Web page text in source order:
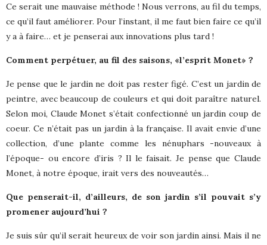
Ce serait une mauvaise méthode ! Nous verrons, au fil du temps,
ce qu’il faut améliorer. Pour l’instant, il me faut bien faire ce qu’il
y a à faire… et je penserai aux innovations plus tard !
Comment perpétuer, au fil des saisons, «l’esprit Monet» ?
Je pense que le jardin ne doit pas rester figé. C’est un jardin de
peintre, avec beaucoup de couleurs et qui doit paraître naturel.
Selon moi, Claude Monet s’était confectionné un jardin coup de
coeur. Ce n’était pas un jardin à la française. Il avait envie d’une
collection, d’une plante comme les nénuphars -nouveaux à
l’époque- ou encore d’iris ? Il le faisait. Je pense que Claude
Monet, à notre époque, irait vers des nouveautés…
Que penserait-il, d’ailleurs, de son jardin s’il pouvait s’y
promener aujourd’hui ?
Je suis sûr qu’il serait heureux de voir son jardin ainsi. Mais il ne